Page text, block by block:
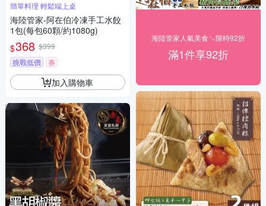
簡單料理 輕鬆端上桌
海陸管家-阿在伯冷凍手工水餃
1包(每包60顆/約1080g)
$368 $399
挑戰低價
券
加入購物車
海陸管家人氣美食↘限時92折
滿1件享92折